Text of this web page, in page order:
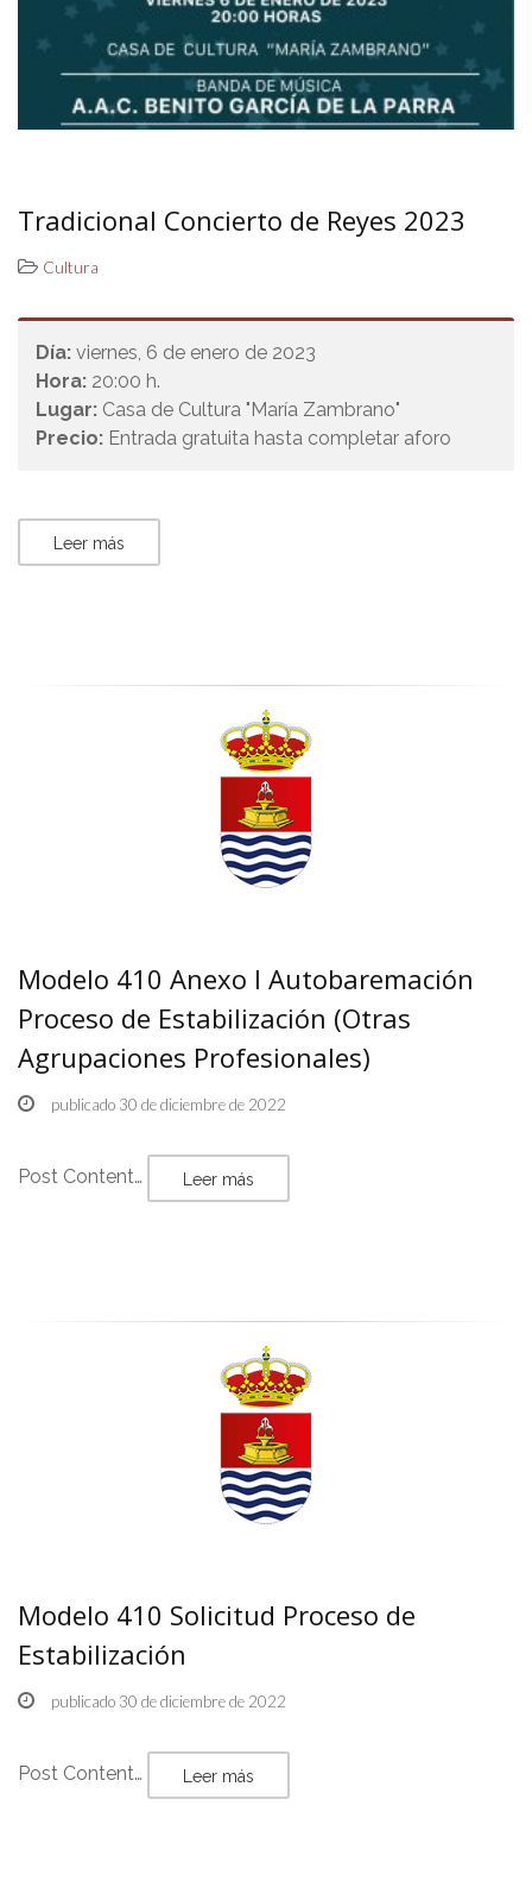
Tradicional Concierto de Reyes 2023
Cultura
Día: viernes, 6 de enero de 2023
Hora: 20:00 h.
Lugar: Casa de Cultura "María Zambrano"
Precio: Entrada gratuita hasta completar aforo
Leer más
Modelo 410 Anexo I Autobaremación
Proceso de Estabilización (Otras
Agrupaciones Profesionales)
publicado 30 de diciembre de 2022
Post Content… Leer más
Modelo 410 Solicitud Proceso de
Estabilización
publicado 30 de diciembre de 2022
Post Content… Leer más